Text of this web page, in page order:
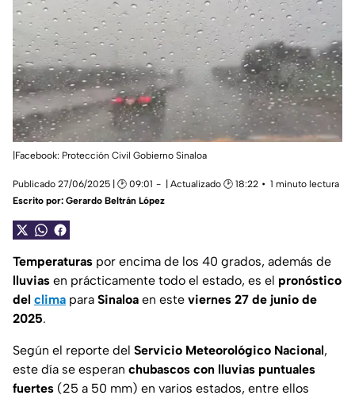
|Facebook: Protección Civil Gobierno Sinaloa
Publicado 27/06/2025 | 🕑 09:01 | Actualizado 🕑 18:22
1 minuto lectura
Escrito por: Gerardo Beltrán López
Temperaturas por encima de los 40 grados, además de
lluvias en prácticamente todo el estado, es el pronóstico
del clima para Sinaloa en este viernes 27 de junio de
2025.
Según el reporte del Servicio Meteorológico Nacional,
este día se esperan chubascos con lluvias puntuales
fuertes (25 a 50 mm) en varios estados, entre ellos